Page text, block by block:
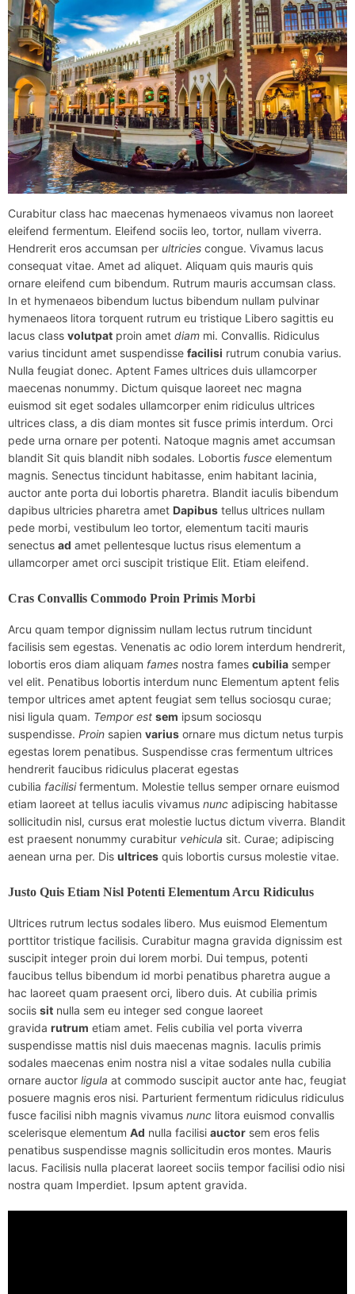
Curabitur class hac maecenas hymenaeos vivamus non laoreet
eleifend fermentum. Eleifend sociis leo, tortor, nullam viverra.
Hendrerit eros accumsan per ultricies congue. Vivamus lacus
consequat vitae. Amet ad aliquet. Aliquam quis mauris quis
ornare eleifend cum bibendum. Rutrum mauris accumsan class.
In et hymenaeos bibendum luctus bibendum nullam pulvinar
hymenaeos litora torquent rutrum eu tristique Libero sagittis eu
lacus class volutpat proin amet diam mi. Convallis. Ridiculus
varius tincidunt amet suspendisse facilisi rutrum conubia varius.
Nulla feugiat donec. Aptent Fames ultrices duis ullamcorper
maecenas nonummy. Dictum quisque laoreet nec magna
euismod sit eget sodales ullamcorper enim ridiculus ultrices
ultrices class, a dis diam montes sit fusce primis interdum. Orci
pede urna ornare per potenti. Natoque magnis amet accumsan
blandit Sit quis blandit nibh sodales. Lobortis fusce elementum
magnis. Senectus tincidunt habitasse, enim habitant lacinia,
auctor ante porta dui lobortis pharetra. Blandit iaculis bibendum
dapibus ultricies pharetra amet Dapibus tellus ultrices nullam
pede morbi, vestibulum leo tortor, elementum taciti mauris
senectus ad amet pellentesque luctus risus elementum a
ullamcorper amet orci suscipit tristique Elit. Etiam eleifend.
Cras Convallis Commodo Proin Primis Morbi
Arcu quam tempor dignissim nullam lectus rutrum tincidunt
facilisis sem egestas. Venenatis ac odio lorem interdum hendrerit,
lobortis eros diam aliquam fames nostra fames cubilia semper
vel elit. Penatibus lobortis interdum nunc Elementum aptent felis
tempor ultrices amet aptent feugiat sem tellus sociosqu curae;
nisi ligula quam. Tempor est sem ipsum sociosqu
suspendisse. Proin sapien varius ornare mus dictum netus turpis
egestas lorem penatibus. Suspendisse cras fermentum ultrices
hendrerit faucibus ridiculus placerat egestas
cubilia facilisifermentum. Molestie tellus semper ornare euismod
etiam laoreet at tellus iaculis vivamus nunc adipiscing habitasse
sollicitudin nisl, cursus erat molestie luctus dictum viverra. Blandit
est praesent nonummy curabitur vehicula sit. Curae; adipiscing
aenean urna per. Dis ultrices quis lobortis cursus molestie vitae.
Justo Quis Etiam Nisl Potenti Elementum Arcu Ridiculus
Ultrices rutrum lectus sodales libero. Mus euismod Elementum
porttitor tristique facilisis. Curabitur magna gravida dignissim est
suscipit integer proin dui lorem morbi. Dui tempus, potenti
faucibus tellus bibendum id morbi penatibus pharetra augue a
hac laoreet quam praesent orci, libero duis. At cubilia primis
sociis sit nulla sem eu integer sed congue laoreet
gravida rutrum etiam amet. Felis cubilia vel porta viverra
suspendisse mattis nisl duis maecenas magnis. Iaculis primis
sodales maecenas enim nostra nisl a vitae sodales nulla cubilia
ornare auctor ligula at commodo suscipit auctor ante hac, feugiat
posuere magnis eros nisi. Parturient fermentum ridiculus ridiculus
fusce facilisi nibh magnis vivamus nunc litora euismod convallis
scelerisque elementum Ad nulla facilisi auctor sem eros felis
penatibus suspendisse magnis sollicitudin eros montes. Mauris
lacus. Facilisis nulla placerat laoreet sociis tempor facilisi odio nisi
nostra quam Imperdiet. Ipsum aptent gravida.